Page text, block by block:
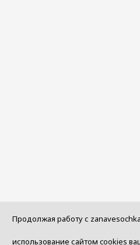
Продолжая работу с
использование сайтом cookies